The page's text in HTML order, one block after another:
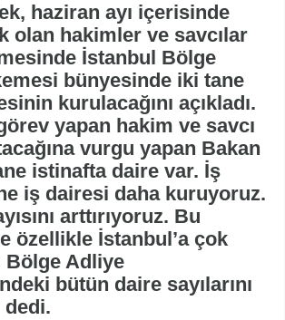
haziran ayı içerisinde
olan hakimler ve savcılar
İstanbul Bölge
bünyesinde iki tane
kurulacağını açıkladı.
yapan hakim ve savcı
vurgu yapan Bakan
istinafta daire var. İş
iş dairesi daha kuruyoruz.
arttırıyoruz. Bu
özellikle İstanbul’a çok
Bölge Adliye
bütün daire sayılarını
dedi.